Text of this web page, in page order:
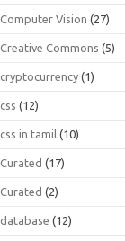
Computer Vision (27)
Creative Commons (5)
cryptocurrency (1)
css (12)
css in tamil (10)
Curated (17)
Curated (2)
database (12)